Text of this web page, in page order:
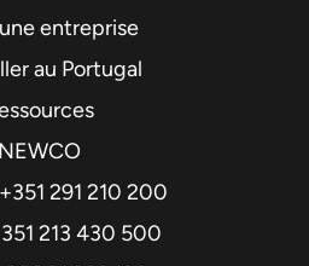
entreprise
au Portugal
NEWCO
291 210 200
213 430 500